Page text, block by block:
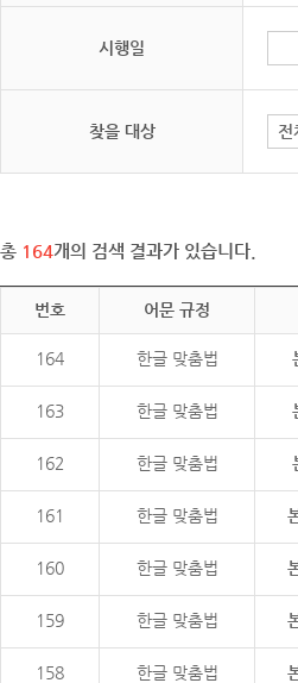
시행일
찾을 대상
총 164개의 검색 결과가 있습니다.
번호 어문 규정
164 한글 맞춤법
163 한글 맞춤법
162 한글 맞춤법
161 한글 맞춤법
160 한글 맞춤법
159 한글 맞춤법
158 한글 맞춤법